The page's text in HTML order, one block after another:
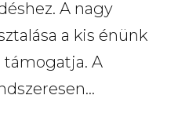
A nagy
a kis énünk
támogatja. A